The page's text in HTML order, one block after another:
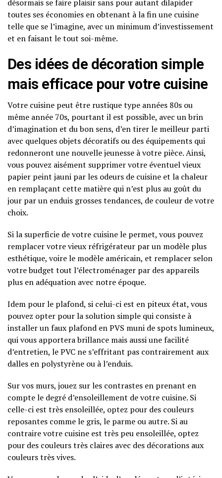
désormais se faire plaisir sans pour autant dilapider
toutes ses économies en obtenant à la fin une cuisine
telle que se l’imagine, avec un minimum d’investissement
et en faisant le tout soi-même.
Des idées de décoration simple
mais efficace pour votre cuisine
Votre cuisine peut être rustique type années 80s ou
même année 70s, pourtant il est possible, avec un brin
d’imagination et du bon sens, d’en tirer le meilleur parti
avec quelques objets décoratifs ou des équipements qui
redonneront une nouvelle jeunesse à votre pièce. Ainsi,
vous pouvez aisément supprimer votre éventuel vieux
papier peint jauni par les odeurs de cuisine et la chaleur
en remplaçant cette matière qui n’est plus au goût du
jour par un enduis grosses tendances, de couleur de votre
choix.
Si la superficie de votre cuisine le permet, vous pouvez
remplacer votre vieux réfrigérateur par un modèle plus
esthétique, voire le modèle américain, et remplacer selon
votre budget tout l’électroménager par des appareils
plus en adéquation avec notre époque.
Idem pour le plafond, si celui-ci est en piteux état, vous
pouvez opter pour la solution simple qui consiste à
installer un faux plafond en PVS muni de spots lumineux,
qui vous apportera brillance mais aussi une facilité
d’entretien, le PVC ne s’effritant pas contrairement aux
dalles en polystyrène ou à l’enduis.
Sur vos murs, jouez sur les contrastes en prenant en
compte le degré d’ensoleillement de votre cuisine. Si
celle-ci est très ensoleillée, optez pour des couleurs
reposantes comme le gris, le parme ou autre. Si au
contraire votre cuisine est très peu ensoleillée, optez
pour des couleurs très claires avec des décorations aux
couleurs très vives.